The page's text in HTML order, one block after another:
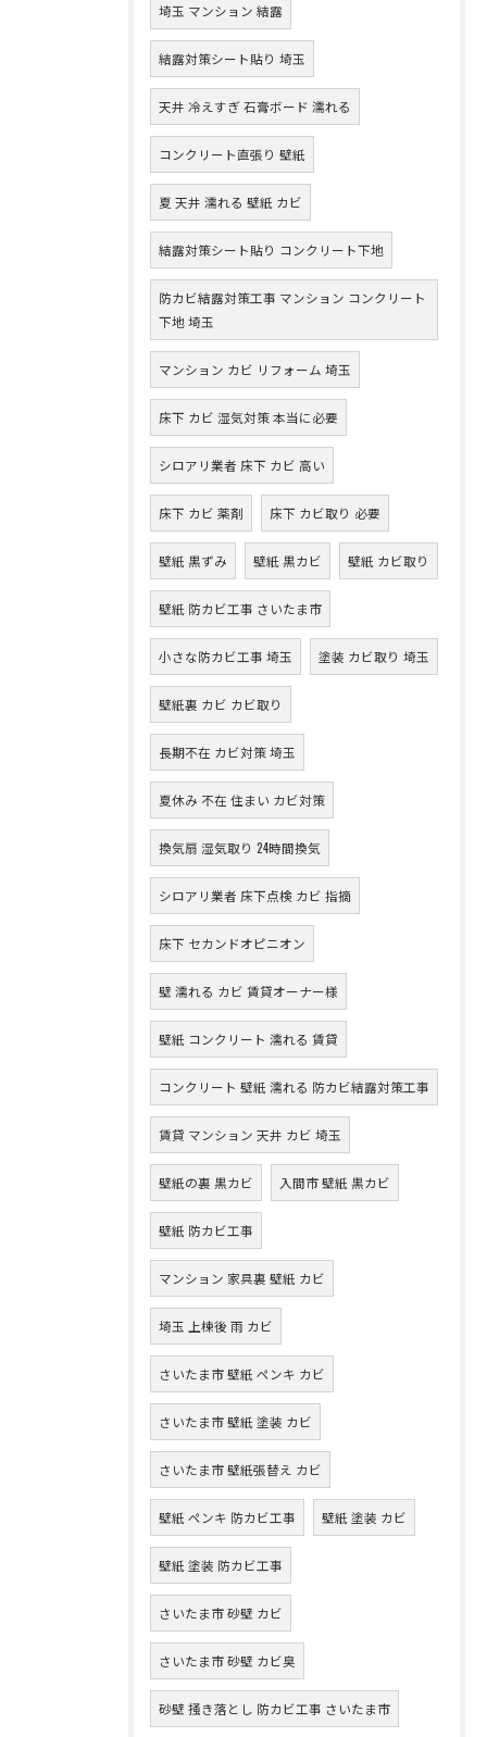
埼玉 マンション 結露
結露対策シート貼り 埼玉
天井 冷えすぎ 石膏ボード 濡れる
コンクリート直張り 壁紙
夏 天井 濡れる 壁紙 カビ
結露対策シート貼り コンクリート下地
防カビ結露対策工事 マンション コンクリート
下地 埼玉
マンション カビ リフォーム 埼玉
床下 カビ 湿気対策 本当に必要
シロアリ業者 床下 カビ 高い
床下 カビ 薬剤 床下 カビ取り 必要
壁紙 黒ずみ 壁紙 黒カビ 壁紙 カビ取り
壁紙 防カビ工事 さいたま市
小さな防カビ工事 埼玉 塗装 カビ取り 埼玉
壁紙裏 カビ カビ取り
長期不在 カビ対策 埼玉
夏休み 不在 住まい カビ対策
換気扇 湿気取り 24時間換気
シロアリ業者 床下点検 カビ 指摘
床下 セカンドオピニオン
壁 濡れる カビ 賃貸オーナー様
壁紙 コンクリート 濡れる 賃貸
コンクリート 壁紙 濡れる 防カビ結露対策工事
賃貸 マンション 天井 カビ 埼玉
壁紙の裏 黒カビ 入間市 壁紙 黒カビ
壁紙 防カビ工事
マンション 家具裏 壁紙 カビ
埼玉 上棟後 雨 カビ
さいたま市 壁紙 ペンキ カビ
さいたま市 壁紙 塗装 カビ
さいたま市 壁紙張替え カビ
壁紙 ペンキ 防カビ工事 壁紙 塗装 カビ
壁紙 塗装 防カビ工事
さいたま市 砂壁 カビ
さいたま市 砂壁 カビ臭
砂壁 掻き落とし 防カビ工事 さいたま市